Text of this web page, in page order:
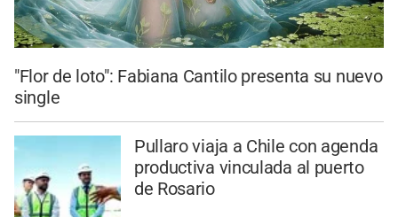
"Flor de loto": Fabiana Cantilo presenta su nuevo
single
Pullaro viaja a Chile con agenda
productiva vinculada al puerto
de Rosario